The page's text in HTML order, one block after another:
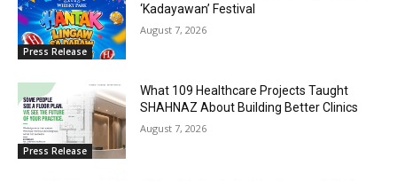
Press Release
‘Kadayawan’ Festival
August 7, 2026
Press Release
What 109 Healthcare Projects Taught
SHAHNAZ About Building Better Clinics
August 7, 2026